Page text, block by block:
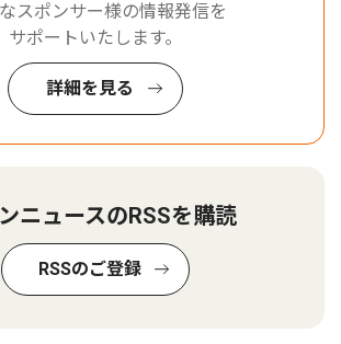
スポンサー様の情報発信を
サポートいたします。
詳細を見る
ニュースのRSSを購読
RSSのご登録